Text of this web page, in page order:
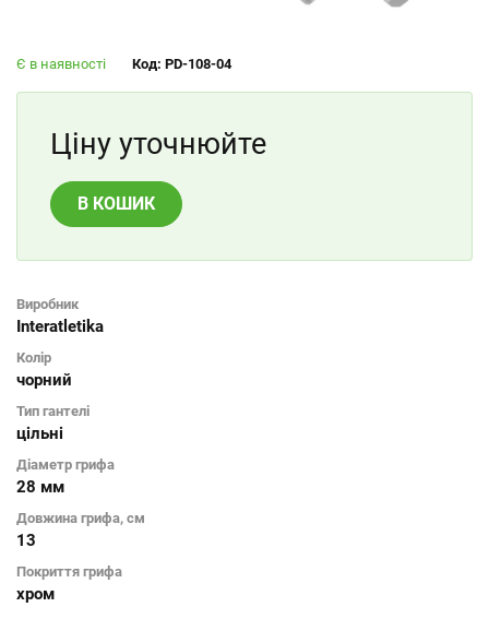
Є в наявності Код: PD-108-04
Ціну уточнюйте
В КОШИК
Виробник
Interatletika
Колір
чорний
Тип гантелі
цільні
Діаметр грифа
28 мм
Довжина грифа, см
13
Покриття грифа
хром